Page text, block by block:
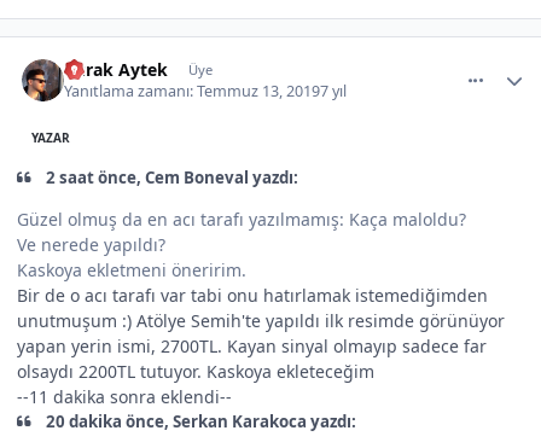
Burak Aytek Üye
Yanıtlama zamanı:Temmuz 13, 20197 yıl
YAZAR
2 saat önce, Cem Boneval yazdı:
Güzel olmuş da en acı tarafı yazılmamış: Kaça maloldu?
Ve nerede yapıldı?
Kaskoya ekletmeni öneririm.
Bir de o acı tarafı var tabi onu hatırlamak istemediğimden
unutmuşum :) Atölye Semih'te yapıldı ilk resimde görünüyor
yapan yerin ismi, 2700TL. Kayan sinyal olmayıp sadece far
olsaydı 2200TL tutuyor. Kaskoya ekleteceğim
--11 dakika sonra eklendi--
20 dakika önce, Serkan Karakoca yazdı: